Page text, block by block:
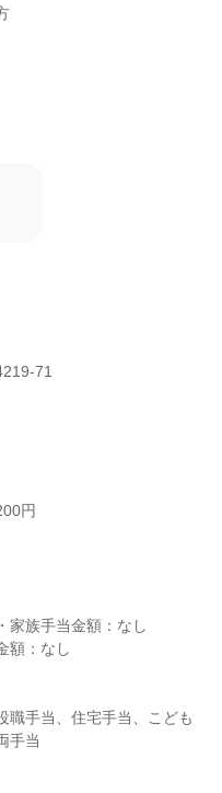
71
円
家族手当金額：なし
額：なし
職手当、住宅手当、こども
手当